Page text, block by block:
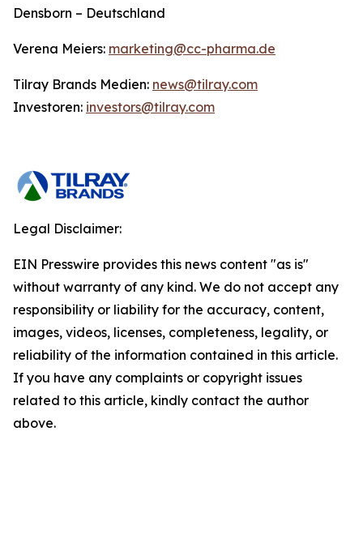
Densborn – Deutschland
Verena Meiers: marketing@cc-pharma.de
Tilray Brands Medien: news@tilray.com
Investoren: investors@tilray.com
Legal Disclaimer:
EIN Presswire provides this news content "as is"
without warranty of any kind. We do not accept any
responsibility or liability for the accuracy, content,
images, videos, licenses, completeness, legality, or
reliability of the information contained in this article.
If you have any complaints or copyright issues
related to this article, kindly contact the author
above.